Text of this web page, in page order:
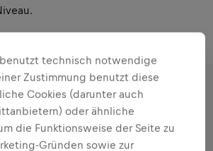
DIE ROLLE
technisch notwendige
Zustimmung benutzt diese
Cookies (darunter auch
oder ähnliche
die Funktionsweise der Seite zu
Gründen sowie zur